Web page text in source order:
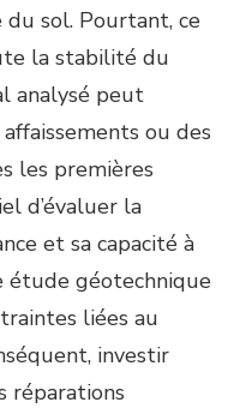
TENNIS
LIMITER
LES
RÉPARATIONS
FUTURES
?
du sol. Pourtant, ce
la stabilité du
analysé peut
ou des
les premières
d’évaluer la
et sa capacité à
étude géotechnique
liées au
investir
réparations